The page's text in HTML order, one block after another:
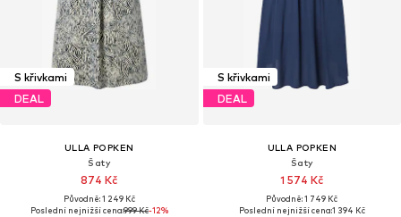
S křivkami
DEAL
ULLA POPKEN
Šaty
874 Kč
Původně: 1 249 Kč
Poslední nejnižší cena:999 Kč-12%
S křivkami
DEAL
ULLA POPKEN
Šaty
1 574 Kč
Původně: 1 749 Kč
Poslední nejnižší cena:1 394 Kč